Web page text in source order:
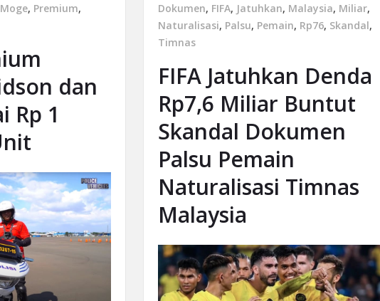
Moge, Premium,
dan
Rp 1
Dokumen, FIFA, Jatuhkan, Malaysia, Miliar,
Naturalisasi, Palsu, Pemain, Rp76, Skandal,
Timnas
FIFA Jatuhkan Denda
Rp7,6 Miliar Buntut
Skandal Dokumen
Palsu Pemain
Naturalisasi Timnas
Malaysia